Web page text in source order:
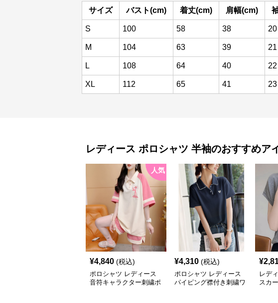
サイズ バスト(cm) 着丈(cm) 肩幅(cm)
S 100 58 38 20
M 104 63 39 21
L 108 64 40 22
XL 112 65 41 23
レディース ポロシャツ 半袖のおすすめア
人気
¥4,840 (税込)
ポロシャツ レディース
音符キャラクター刺繍ポ
¥4,310 (税込)
ポロシャツ レディース
パイピング襟付き刺繍ワ
¥
レデ
スカ